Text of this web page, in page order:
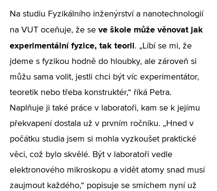
Na studiu Fyzikálního inženýrství a nanotechnologií
na VUT oceňuje, že se ve škole může věnovat jak
experimentální fyzice, tak teorii. „Líbí se mi, že
jdeme s fyzikou hodně do hloubky, ale zároveň si
můžu sama volit, jestli chci být víc experimentátor,
teoretik nebo třeba konstruktér,“ říká Petra.
Naplňuje ji také práce v laboratoři, kam se k jejímu
překvapení dostala už v prvním ročníku. „Hned v
počátku studia jsem si mohla vyzkoušet praktické
věci, což bylo skvělé. Být v laboratoři vedle
elektronového mikroskopu a vidět atomy snad musí
zaujmout každého,“ popisuje se smíchem nyní už